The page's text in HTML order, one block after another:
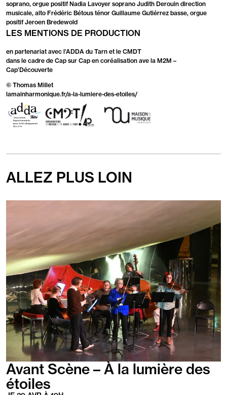
soprano, orgue positif Nadia Lavoyer soprano Judith Derouin direction
musicale, alto Frédéric Bétous ténor Guillaume Gutiérrez basse, orgue
positif Jeroen Bredewold
LES MENTIONS DE PRODUCTION
en partenariat avec l’ADDA du Tarn et le CMDT
dans le cadre de Cap sur Cap en coréalisation ave la M2M –
Cap’Découverte
© Thomas Millet
lamainharmonique.fr/a-la-lumiere-des-etoiles/
ADDA
du
Tarn
Conservatoire
du
Tarn
de
ALLEZ PLUS LOIN
Avant Scène – À la lumière des
étoiles